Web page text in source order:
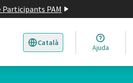
PAM
Català
Triar la llengua Elegir el idioma
Ajuda